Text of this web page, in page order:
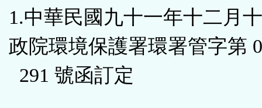
1.中華民國九十一年十二月
政院環境保護署環署管字第
291 號函訂定